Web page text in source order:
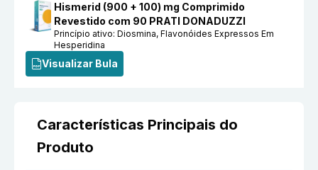
Hismerid (900 + 100) mg Comprimido
Revestido com 90 PRATI DONADUZZI
Princípio ativo:Diosmina, Flavonóides Expressos Em
Hesperidina
Visualizar Bula
Características Principais do
Produto